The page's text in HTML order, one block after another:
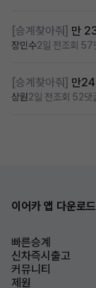
[승계찾아줘] 만
장민수2일 전조회 57
[승계찾아줘] 만24
상원2일 전조회 52댓
이어카 앱 다운로드
빠른승계
신차즉시출고
커뮤니티
제원